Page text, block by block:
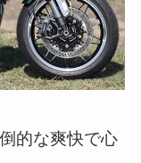
的な爽快で心